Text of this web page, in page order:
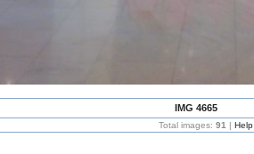
IMG 4665
Total images: 91 | Help